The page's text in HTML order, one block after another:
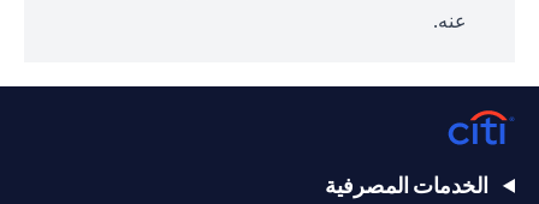
عنه.
الخدمات المصرفية